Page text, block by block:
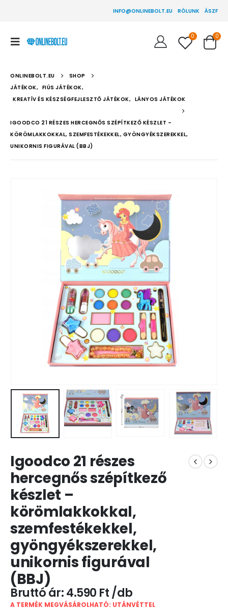
INFO@ONLINEBOLT.EU RÓLUNK ÁSZF
0 0
ONLINEBOLT.EU
SHOP
JÁTÉKOK, FIÚS JÁTÉKOK,
KREATÍV ÉS KÉSZSÉGFEJLESZTŐ JÁTÉKOK, LÁNYOS JÁTÉKOK
IGOODCO 21 RÉSZES HERCEGNŐS SZÉPÍTKEZŐ KÉSZLET –
KÖRÖMLAKKOKKAL, SZEMFESTÉKEKKEL, GYÖNGYÉKSZEREKKEL,
UNIKORNIS FIGURÁVAL (BBJ)
Igoodco 21 részes
hercegnős szépítkező
készlet –
körömlakkokkal,
szemfestékekkel,
gyöngyékszerekkel,
unikornis figurával
(BBJ)
4.590 Ft
A TERMÉK MEGVÁSÁROLHATÓ: UTÁNVÉTTEL